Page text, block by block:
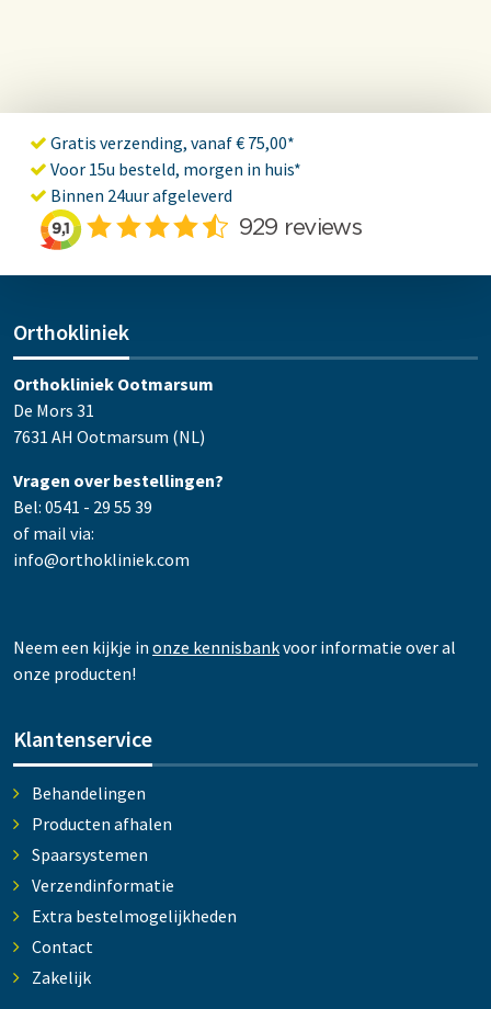
Gratis verzending, vanaf € 75,00*
Voor 15u besteld, morgen in huis*
Binnen 24uur afgeleverd
Orthokliniek
Orthokliniek Ootmarsum
De Mors 31
7631 AH Ootmarsum (NL)
Vragen over bestellingen?
Bel: 0541 - 29 55 39
of mail via:
info@orthokliniek.com
Neem een kijkje in onze kennisbankvoor informatie over al
onze producten!
Klantenservice
Behandelingen
Producten afhalen
Spaarsystemen
Verzendinformatie
Extra bestelmogelijkheden
Contact
Zakelijk